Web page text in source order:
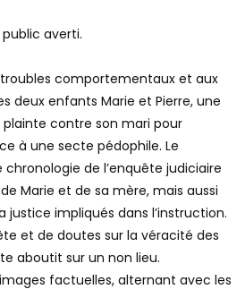
qu’il faut avoir visionné au
comportementaux et aux
deux enfants Marie et Pierre, une
contre son mari pour
à une secte pédophile. Le
de l’enquête judiciaire
Marie et de sa mère, mais aussi
impliqués dans l’instruction.
et de doutes sur la véracité des
aboutit sur un non lieu.